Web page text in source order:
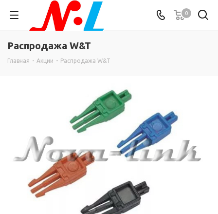
0
Распродажа W&T
Главная - Акции - Распродажа W&T